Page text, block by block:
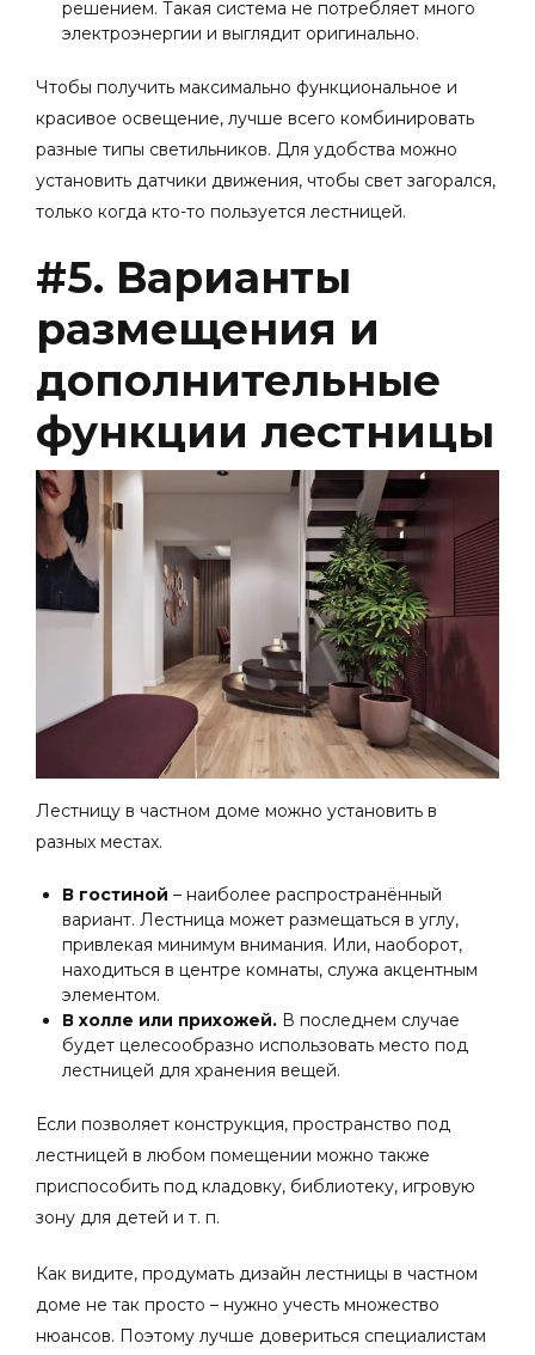
решением. Такая система не потребляет много
электроэнергии и выглядит оригинально.
Чтобы получить максимально функциональное и
красивое освещение, лучше всего комбинировать
разные типы светильников. Для удобства можно
установить датчики движения, чтобы свет загорался,
только когда кто-то пользуется лестницей.
#5. Варианты
размещения и
дополнительные
функции лестницы
Лестницу в частном доме можно установить в
разных местах.
В гостиной – наиболее распространённый
вариант. Лестница может размещаться в углу,
привлекая минимум внимания. Или, наоборот,
находиться в центре комнаты, служа акцентным
элементом.
В холле или прихожей. В последнем случае
будет целесообразно использовать место под
лестницей для хранения вещей.
Если позволяет конструкция, пространство под
лестницей в любом помещении можно также
приспособить под кладовку, библиотеку, игровую
зону для детей и т. п.
Как видите, продумать дизайн лестницы в частном
доме не так просто – нужно учесть множество
нюансов. Поэтому лучше довериться специалистам